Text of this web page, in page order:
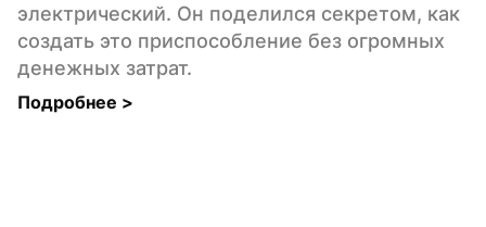
электрический. Он поделился секретом, как
создать это приспособление без огромных
денежных затрат.
Подробнее >